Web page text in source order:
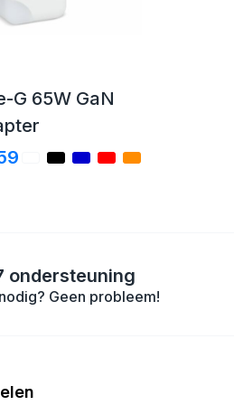
G 65W GaN
ondersteuning
Geen probleem!